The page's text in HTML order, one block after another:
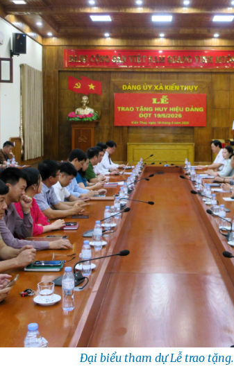
Đại biểu tham dự Lễ trao tặng.